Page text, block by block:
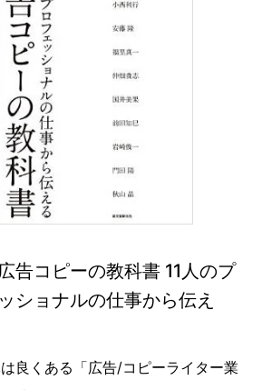
告コピーの教科書 11人のプ
ショナルの仕事から伝え
良くある「広告/コピーライター業